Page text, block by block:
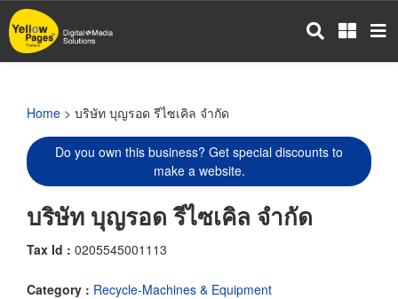
Skip
to
main
Home > บริษัท บุญรอด รีไซเคิล จำกัด
Do you own this business? Get special discounts to
make a website.
บริษัท บุญรอด รีไซเคิล จำกัด
Tax Id : 0205545001113
Category : Recycle-Machines & Equipment